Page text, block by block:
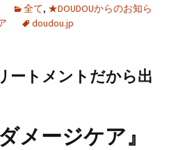
全て, ★DOUDOUからのお知ら
doudou.jp
トメントだから出
メージケア』